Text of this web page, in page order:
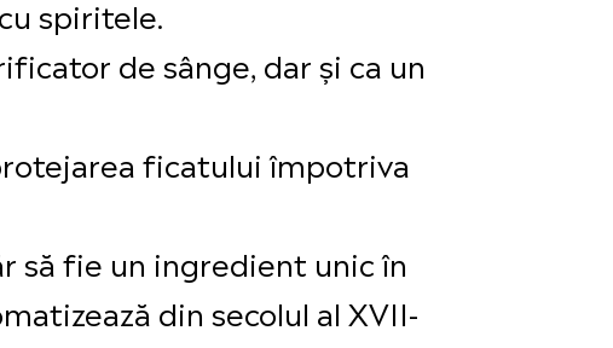
spiritele.
de sânge, dar și ca un
ficatului împotriva
să fie un ingredient unic în
din secolul al XVII-